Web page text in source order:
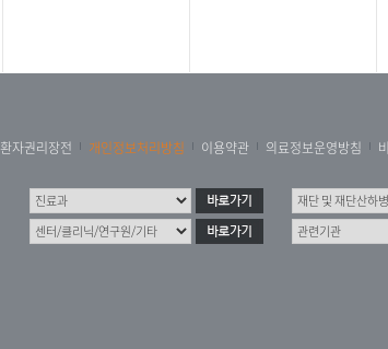
환자권리장전 개인정보처리방침 이용약관 의료정보운영방침